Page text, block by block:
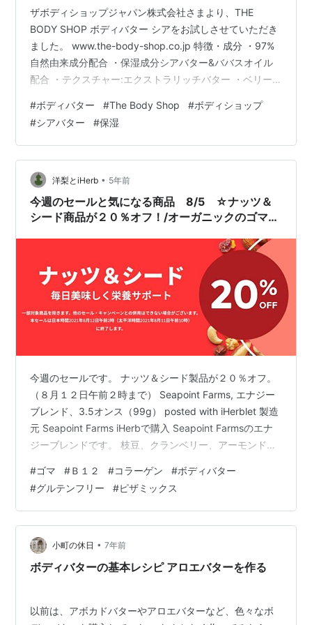
ザボディショップジャパン株式会社さまより、THE
BODY SHOP ボディバター シアをお試しさせていただき
ました。 www.the-body-shop.co.jp 特徴・成分 ・97%
自然由来成分配合 ・保湿成分シアバター&ババスオイル
配合 ・テクスチャー:エクストラリッチバター ・ベリー
の香り ・ヴィーガン認証/クルーエルティフリー ・100%
リサイクル可能な容器使用 ・mede in Poland 使ってみま
した こちらは97%が自然由来成分で出来ている保湿アイ
テム、シアバター配合のボディバターになっています。
◇THEBODYSHO…
#ボディバター #The Body Shop #ボディショップ
#シアバター #保湿
洋梨とiHerb • 5年前
今週のセールと気になる商品 8/5 ☆ナッツ＆
シード商品が２０％オフ！/オーガニックのゴマも
今週のセールです。 ナッツ＆シード製品が２０％オフ。
（８月１２日午前２時まで） Seapoint Farms, エナジー
ブレンド、3.5オンス（99g） posted with iHerblet 製造
元 Seapoint Farms iHerbで購入 Seapoint Farmsのエナ
ジーブレンドです。 枝豆、クランベリー、アーモンド、
ベリー、ストロベリー、ザクロのフレーバーがついてい
て甘酸っぱくて美味しいです。 非GMOでグルテンフリ
ー。 豆の塩味とベリーの酸味が合わさってくせになる美
味しさですが、カロリーには注意ですね。 枝豆が入って
いる…
#ゴマ #Ｂ１２ #コラーゲン #ボディバター
#グルテンフリー #ピザミックス
小町の休日 • 7年前
ボディバターの基本レシピ アロエバターを作る
以前は、アボカドバターやアロエバターなど、色々なボ